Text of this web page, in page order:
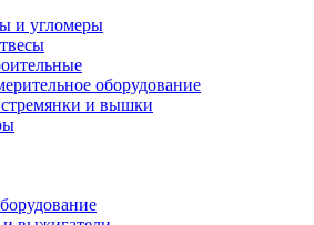
и угломеры
оборудование
и вышки